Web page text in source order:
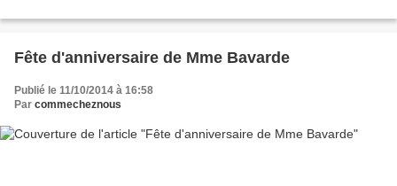
Fête d'anniversaire de Mme Bavarde
Publié le 11/10/2014 à 16:58
Par commecheznous